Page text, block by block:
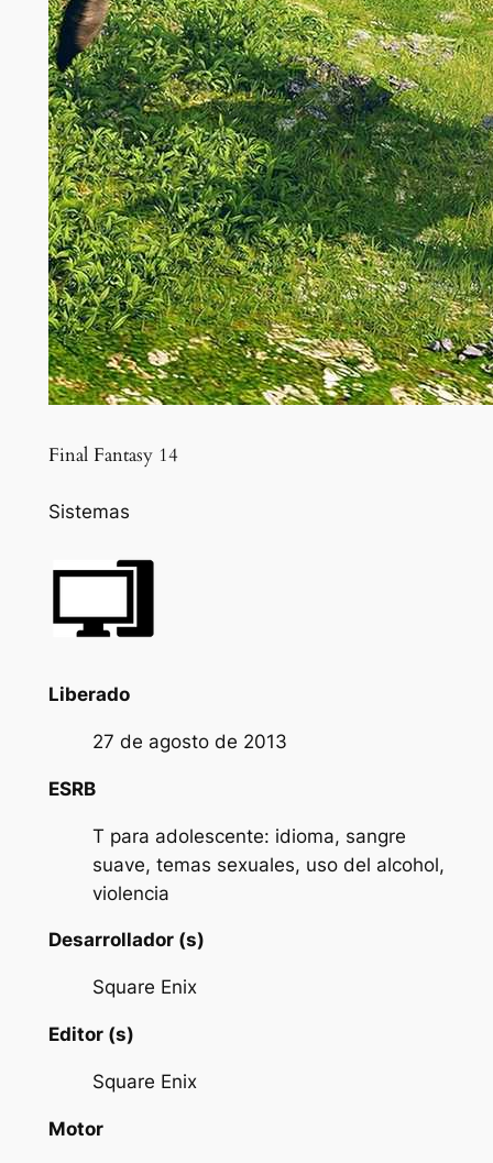
Final Fantasy 14
Sistemas
Liberado
27 de agosto de 2013
ESRB
T para adolescente: idioma, sangre
suave, temas sexuales, uso del alcohol,
violencia
Desarrollador (s)
Square Enix
Editor (s)
Square Enix
Motor